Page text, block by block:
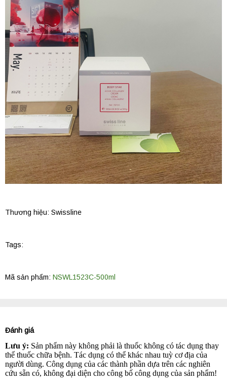
Thương hiệu: Swissline
Tags:
Mã sản phẩm: NSWL1523C-500ml
Đánh giá
Lưu ý: Sản phẩm này không phải là thuốc không có tác dụng thay
thế thuốc chữa bệnh. Tác dụng có thể khác nhau tuỳ cơ địa của
người dùng. Công dụng của các thành phần dựa trên các nghiên
cứu sẵn có, không đại diện cho công bố công dụng của sản phẩm!